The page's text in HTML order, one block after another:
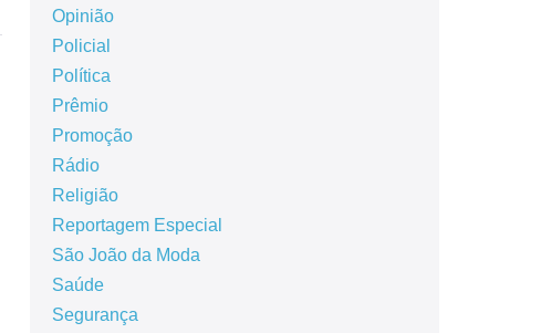
Opinião
Policial
Política
Prêmio
Promoção
Rádio
Religião
Reportagem Especial
São João da Moda
Saúde
Segurança